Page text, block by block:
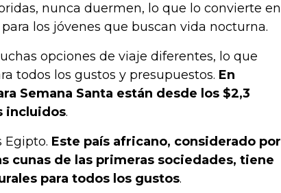
nunca duermen, lo que lo convierte en
los jóvenes que buscan vida nocturna.
opciones de viaje diferentes, lo que
todos los gustos y presupuestos. En
Semana Santa están desde los $2,3
incluidos.
Egipto. Este país africano, considerado por
cunas de las primeras sociedades, tiene
para todos los gustos.